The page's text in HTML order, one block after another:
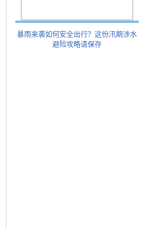
暴雨来袭如何安全出行？这份汛期涉水
避险攻略请保存